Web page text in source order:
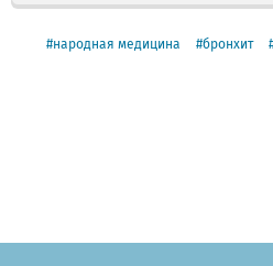
народная медицина бронхит